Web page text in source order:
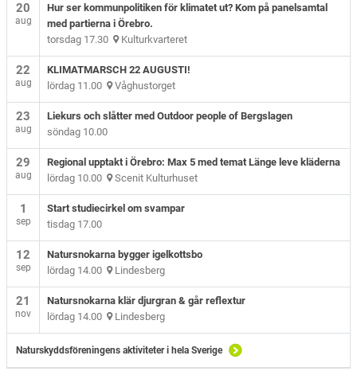
20
aug
Hur ser kommunpolitiken för klimatet ut? Kom på panelsamtal
med partierna i Örebro.
torsdag 17.30 Kulturkvarteret
22
aug
KLIMATMARSCH 22 AUGUSTI!
lördag 11.00 Våghustorget
23
aug
Liekurs och slåtter med Outdoor people of Bergslagen
söndag 10.00
29
aug
Regional upptakt i Örebro: Max 5 med temat Länge leve kläderna
lördag 10.00 Scenit Kulturhuset
1
sep
Start studiecirkel om svampar
tisdag 17.00
12
sep
Natursnokarna bygger igelkottsbo
lördag 14.00 Lindesberg
21
nov
Natursnokarna klär djurgran & går reflextur
lördag 14.00 Lindesberg
Naturskyddsföreningens aktiviteter i hela Sverige